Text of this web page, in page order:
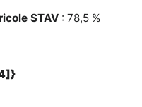
STAV : 78,5 %